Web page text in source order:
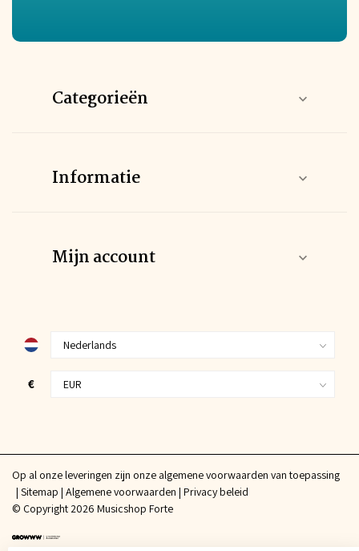
Categorieën
Informatie
Mijn account
€
Op al onze leveringen zijn onze algemene voorwaarden van toepassing
Sitemap Algemene voorwaarden Privacy beleid
© Copyright 2026 Musicshop Forte